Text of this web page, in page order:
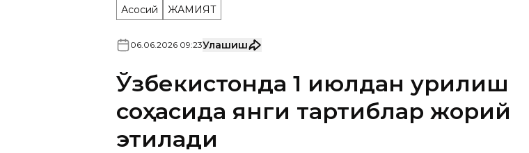
Асосий ЖАМИЯТ
06 06 2026 09:23Улашиш
Ўзбекистонда 1 июлдан қурилиш
соҳасида янги тартиблар жорий
этилади